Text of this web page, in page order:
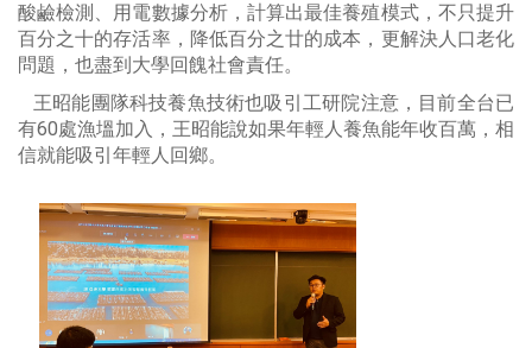
酸鹼檢測、用電數據分析，計算出最佳養殖模式，不只提升
百分之十的存活率，降低百分之廿的成本，更解決人口老化
問題，也盡到大學回餽社會責任。
王昭能團隊科技養魚技術也吸引工研院注意，目前全台已
有60處漁塭加入，王昭能說如果年輕人養魚能年收百萬，相
信就能吸引年輕人回鄉。